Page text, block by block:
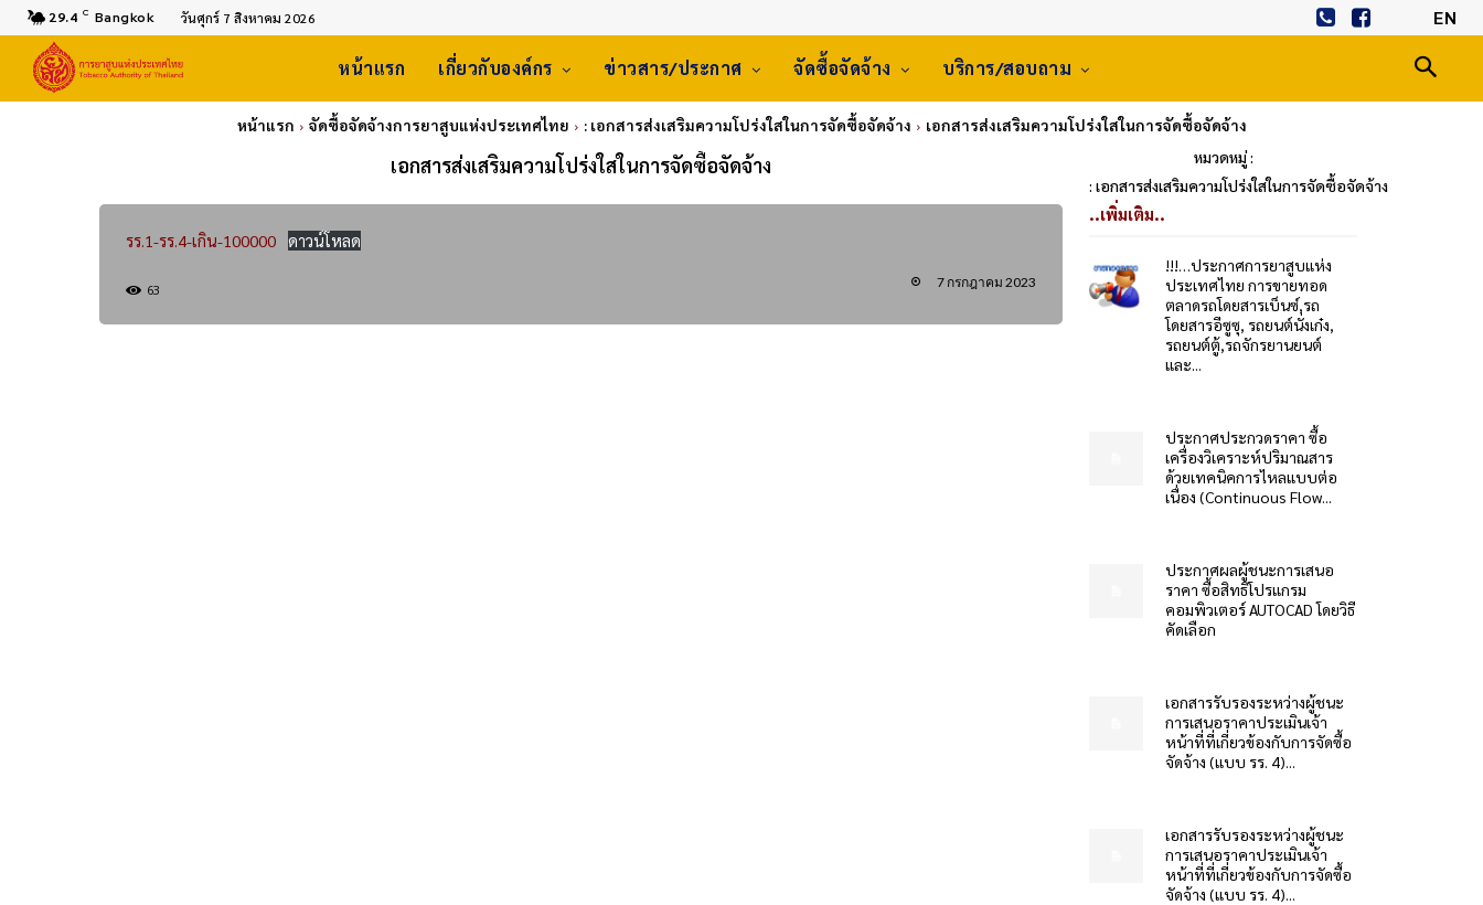
29.4 C Bangkok วันศุกร์ 7 สิงหาคม 2026 EN
หน้าแรก เกี่ยวกับองค์กร ข่าวสาร/ประกาศ จัดซื้อจัดจ้าง บริการ/สอบถาม
หน้าแรก จัดซื้อจัดจ้างการยาสูบแห่งประเทศไทย : เอกสารส่งเสริมความโปร่งใสในการจัดซื้อจัดจ้าง เอกสารส่งเสริมความโปร่งใสในการจัดซื้อจัดจ้าง
เอกสารส่งเสริมความโปร่งใสในการจัดซื้อจัดจ้าง
หมวดหมู่ :
: เอกสารส่งเสริมความโปร่งใสในการจัดซื้อจัดจ้าง
รร.1-รร.4-เกิน-100000 ดาวน์โหลด
63 7 กรกฎาคม 2023
..เพิ่มเติม..
!!!…ประกาศการยาสูบแห่ง
ประเทศไทย การขายทอด
ตลาดรถโดยสารเบ็นซ์,รถ
โดยสารอีซูซุ, รถยนต์นั่งเก๋ง,
รถยนต์ตู้,รถจักรยานยนต์
และ...
ประกาศประกวดราคา ซื้อ
เครื่องวิเคราะห์ปริมาณสาร
ด้วยเทคนิคการไหลแบบต่อ
เนื่อง (Continuous Flow...
ประกาศผลผู้ชนะการเสนอ
ราคา ซื้อสิทธิโปรแกรม
คอมพิวเตอร์ AUTOCAD โดยวิธี
คัดเลือก
เอกสารรับรองระหว่างผู้ชนะ
การเสนอราคาประเมินเจ้า
หน้าที่ที่เกี่ยวข้องกับการจัดซื้อ
จัดจ้าง (แบบ รร. 4)...
เอกสารรับรองระหว่างผู้ชนะ
การเสนอราคาประเมินเจ้า
หน้าที่ที่เกี่ยวข้องกับการจัดซื้อ
จัดจ้าง (แบบ รร. 4)...